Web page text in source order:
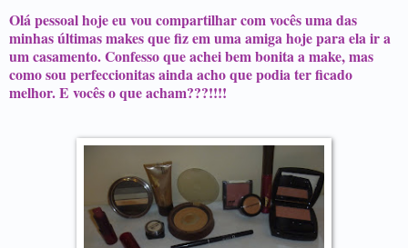
Olá pessoal hoje eu vou compartilhar com vocês uma das
minhas últimas makes que fiz em uma amiga hoje para ela ir a
um casamento. Confesso que achei bem bonita a make, mas
como sou perfeccionitas ainda acho que podia ter ficado
melhor. E vocês o que acham???!!!!